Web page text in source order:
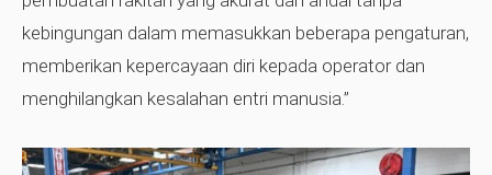
kebingungan dalam memasukkan beberapa pengaturan,
memberikan kepercayaan diri kepada operator dan
menghilangkan kesalahan entri manusia.”